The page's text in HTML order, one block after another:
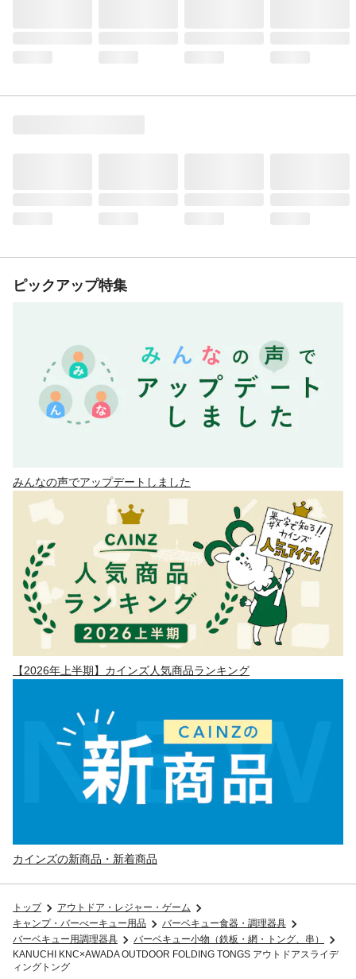
ピックアップ特集
みんなの声でアップデートしました
【2026年上半期】カインズ人気商品ランキング
カインズの新商品・新着商品
トップ
アウトドア・レジャー・ゲーム
キャンプ・バーべーキュー用品
バーベキュー食器・調理器具
バーベキュー用調理器具
バーベキュー小物（鉄板・網・トング、串）
KANUCHI KNC×AWADA OUTDOOR FOLDING TONGS アウトドアスライデ
ィングトング